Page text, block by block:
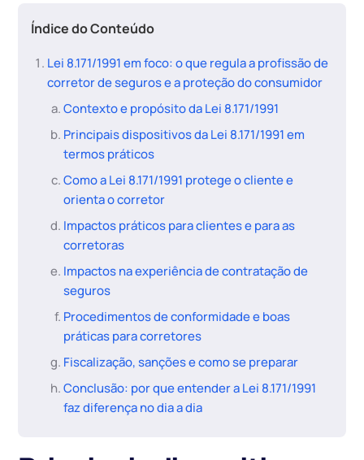
Índice do Conteúdo
Lei 8.171/1991 em foco: o que regula a profissão de
corretor de seguros e a proteção do consumidor
Contexto e propósito da Lei 8.171/1991
Principais dispositivos da Lei 8.171/1991 em
termos práticos
Como a Lei 8.171/1991 protege o cliente e
orienta o corretor
Impactos práticos para clientes e para as
corretoras
Impactos na experiência de contratação de
seguros
Procedimentos de conformidade e boas
práticas para corretores
Fiscalização, sanções e como se preparar
Conclusão: por que entender a Lei 8.171/1991
faz diferença no dia a dia